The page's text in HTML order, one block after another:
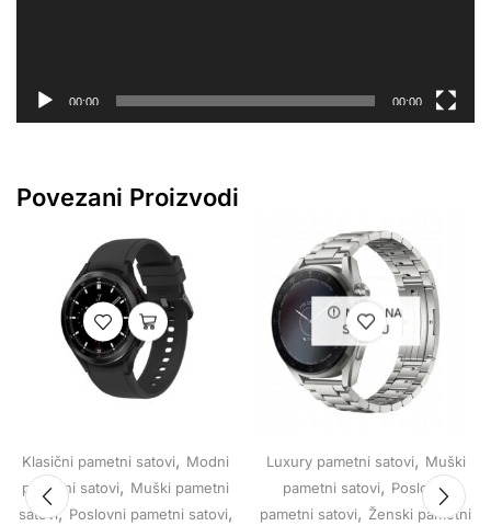
00:00 00:00
Povezani Proizvodi
Klasični pametni satovi, Modni
pametni satovi, Muški pametni
satovi,Poslovni pametni satovi,
NEMA NA
STANJU
Luxury pametni satovi, Muški
pametni satovi, Poslovni
pametni satovi, Ženski pametni